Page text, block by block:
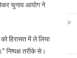
चुनाव आयोग ने
हिरासत में ले लिया
निष्पक्ष तरीके से।